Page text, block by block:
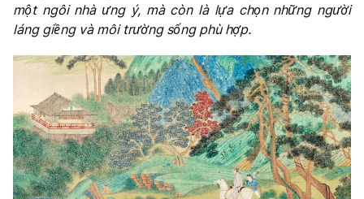
một ngôi nhà ưng ý, mà còn là lựa chọn những người
láng giềng và môi trường sống phù hợp.